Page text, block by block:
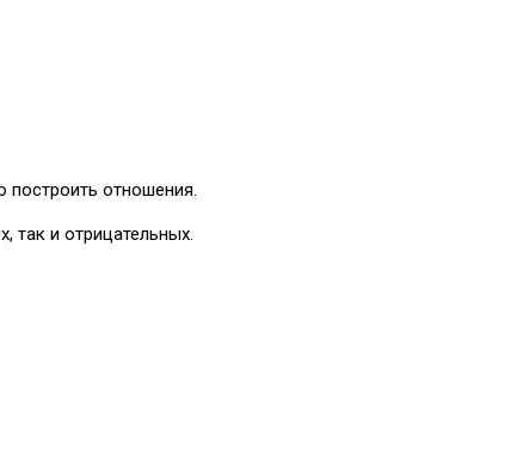
построить отношения.
так и отрицательных.